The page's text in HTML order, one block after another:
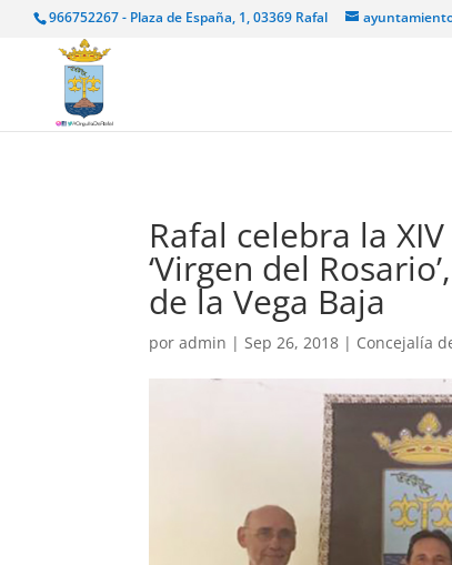
966752267 - Plaza de España, 1, 03369 Rafal
Rafal celebra la
‘Virgen del
de la Vega Baja
poradmin |Sep 26, 2018 | Concejalía